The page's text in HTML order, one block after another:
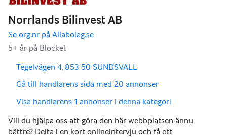
,
Tegelvägen 4, 853 50 SUNDSVALL
Gå till handlarens sida med 20 annonser
Visa handlarens 1 annonser i denna kategori
Vill du hjälpa oss att göra den här webbplatsen ännu
bättre? Delta i en kort onlineintervju och få ett